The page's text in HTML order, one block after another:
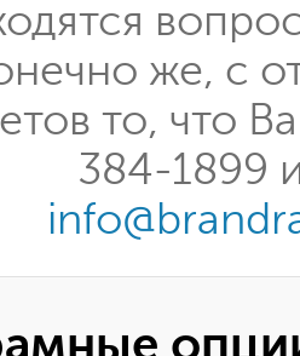
же, с
то, что
384-1899